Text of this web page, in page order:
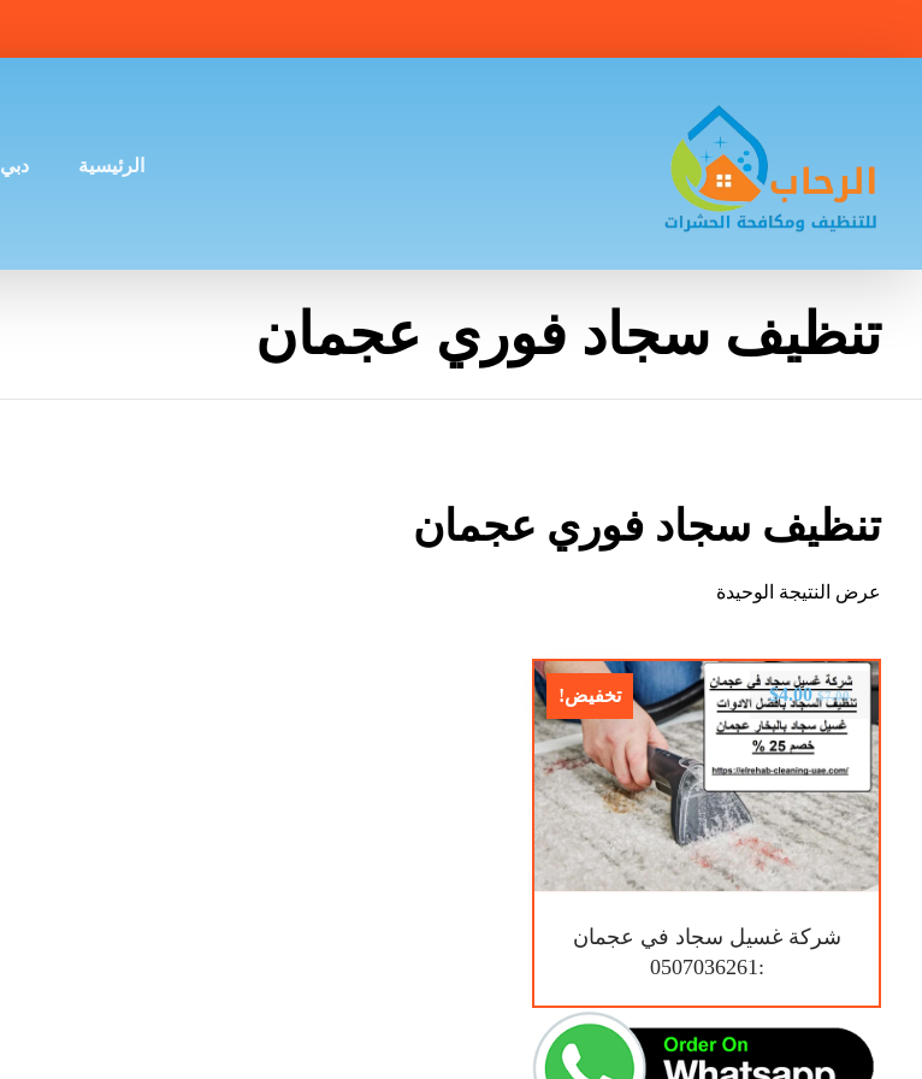
الرئيسية دبي
تنظيف سجاد فوري عجمان
تنظيف سجاد فوري عجمان
عرض النتيجة الوحيدة
تخفيض!
شركة غسيل سجاد في عجمان
:0507036261
$7.00
$4.00